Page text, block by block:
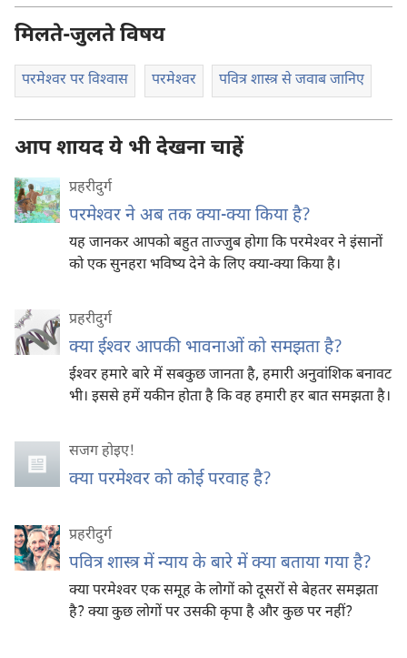
मिलते-जुलते विषय
परमेश्‍वर पर विश्‍वास परमेश्‍वर पवित्र शास्त्र से जवाब जानिए
आप शायद ये भी देखना चाहें
प्रहरीदुर्ग
परमेश्‍वर ने अब तक क्या-क्या किया है?
यह जानकर आपको बहुत ताज्जुब होगा कि परमेश्‍वर ने इंसानों
को एक सुनहरा भविष्य देने के लिए क्या-क्या किया है।
प्रहरीदुर्ग
क्या ईश्‍वर आपकी भावनाओं को समझता है?
ईश्‍वर हमारे बारे में सबकुछ जानता है, हमारी अनुवांशिक बनावट
भी। इससे हमें यकीन होता है कि वह हमारी हर बात समझता है।
सजग होइए‍!
क्या परमेश्‍वर को कोई परवाह है?
प्रहरीदुर्ग
पवित्र शास्त्र में न्याय के बारे में क्या बताया गया है?
क्या परमेश्‍वर एक समूह के लोगों को दूसरों से बेहतर समझता
है? क्या कुछ लोगों पर उसकी कृपा है और कुछ पर नहीं?